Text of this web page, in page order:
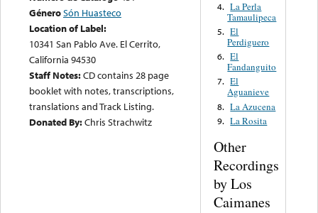
GéneroSón Huasteco
Location of Label:
10341 San Pablo Ave. El Cerrito,
California 94530
Staff Notes:CD contains 28 page
booklet with notes, transcriptions,
translations and Track Listing.
Donated By:Chris Strachwitz
4. La Perla
Tamaulipeca
5. El
Perdiguero
6. El
Fandanguito
7. El
Aguanieve
8. La Azucena
9. La Rosita
Other
Recordings
by Los
Caimanes